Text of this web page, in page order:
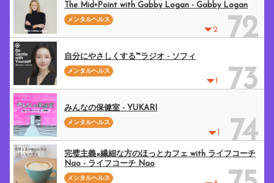
2 72
The Mid•Point with Gabby Logan - Gabby Logan
メンタルヘルス
1 73
自分にやさしくする™︎ラジオ - ソフィ
メンタルヘルス
1 74
みんなの保健室 - YUKARI
メンタルヘルス
完璧主義×繊細な方のほっとカフェ with ライフコーチ
Nao - ライフコーチ Nao
メンタルヘルス